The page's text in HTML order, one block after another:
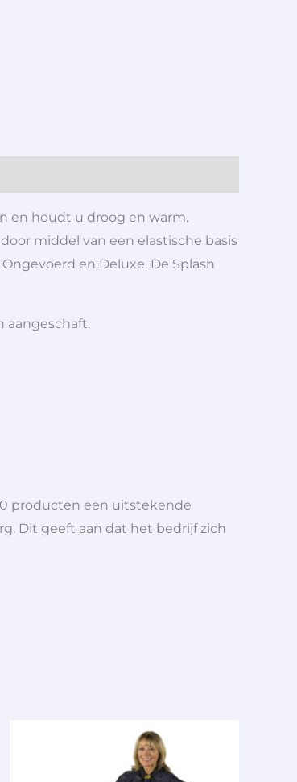
en houdt u droog en warm.
middel van een elastische basis
en Deluxe. De Splash
aangeschaft.
producten een uitstekende
Dit geeft aan dat het bedrijf zich